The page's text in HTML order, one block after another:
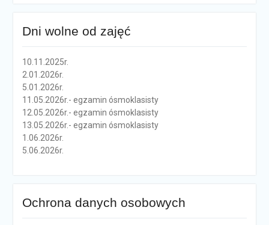
Dni wolne od zajęć
10.11.2025r.
2.01.2026r.
5.01.2026r.
11.05.2026r.- egzamin ósmoklasisty
12.05.2026r.- egzamin ósmoklasisty
13.05.2026r.- egzamin ósmoklasisty
1.06.2026r.
5.06.2026r.
Ochrona danych osobowych